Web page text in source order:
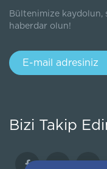
Bültenimize
haberdar olun!
Bizi Takip